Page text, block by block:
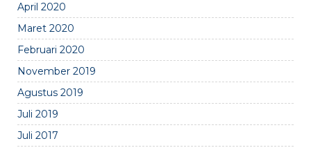
April 2020
Maret 2020
Februari 2020
November 2019
Agustus 2019
Juli 2019
Juli 2017